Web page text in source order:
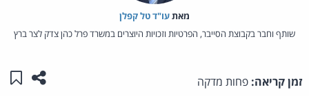
מאת‏עו"ד טל קפלן
שותף וחבר בקבוצת הסייבר, הפרטיות וזכויות היוצרים במשרד פרל כהן צדק לצר ברץ
זמן קריאה: פחות מדקה שתפו